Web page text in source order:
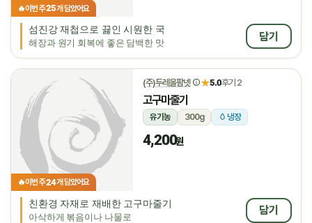
🔥이번 주25개 담았어요
섬진강 재첩으로 끓인 시원한 국
해장과 원기 회복에 좋은 담백한 맛
담기
🔥이번 주24개 담았어요
(주)두레올팜넷 ★5.0후기 2
고구마줄기
유기농 300g 냉장
4,200원
친환경 자재로 재배한 고구마줄기
아삭하게 볶음이나 나물로
담기